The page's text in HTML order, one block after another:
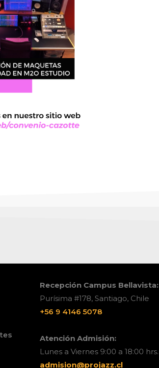
Recepción Campus Bellavista:
Purísima #178, Santiago, Chile
+56 9 4146 5078
Atención Admisión:
Lunes a Viernes 9:00 a 18:00 hrs.
admision@projazz.cl